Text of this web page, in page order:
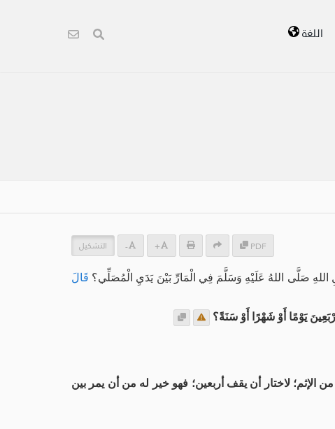
اللغة
PDF
+
- التشكيل
صَلَّى اللهُ عَلَيْهِ وَسَلَّمَ فِي الْمَارِّ بَيْنَ يَدَيِ الْمُصَلِّي؟ قَالَ
يَوْمًا أَوْ شَهْرًا أَوْ سَنَةً؟
الإثم؛ لاختار أن يقف أربعين؛ فهو خير له من أن يمر بين